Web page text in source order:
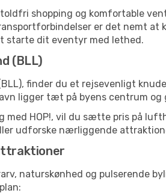
shopping og komfortable
er det nemt at
starte dit eventyr med lethed.
(BLL)
finder du et rejsevenligt
ligger tæt på byens centrum
med HOP!, vil du sætte pris på
udforske nærliggende
naturskønhed og pulserende